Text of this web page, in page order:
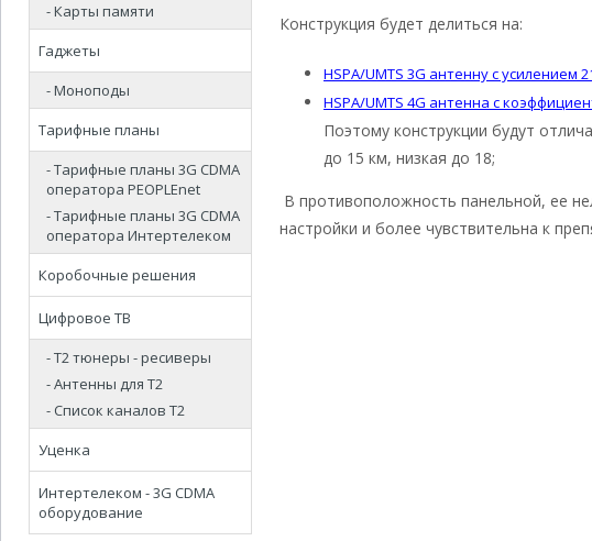
- Карты памяти
Гаджеты
- Моноподы
Тарифные планы
- Тарифные планы 3G CDMA
оператора PEOPLEnet
- Тарифные планы 3G CDMA
оператора Интертелеком
Коробочные решения
Цифровое ТВ
- Т2 тюнеры - ресиверы
- Антенны для Т2
- Список каналов Т2
Уценка
Интертелеком - 3G CDMA
оборудование
Конструкция будет делиться на:
HSPA/UMTS 3G антенну с усилением
HSPA/UMTS 4G антенна с
Поэтому конструкции будут
до 15 км, низкая до 18;
В противоположность панельной, ее
настройки и более чувствительна к